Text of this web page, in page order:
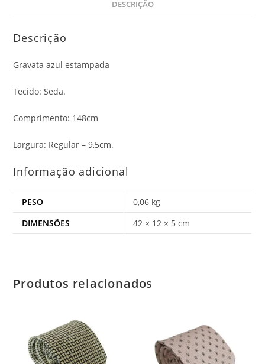
DESCRIÇÃO
Descrição
Gravata azul estampada
Tecido: Seda.
Comprimento: 148cm
Largura: Regular – 9,5cm.
Informação adicional
PESO
0,06 kg
DIMENSÕES
42 × 12 × 5 cm
Produtos relacionados